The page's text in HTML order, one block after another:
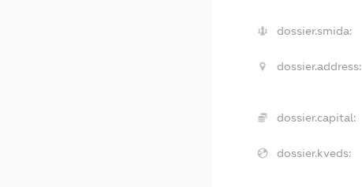
dossier.smida:
dossier.address:
dossier.capital:
dossier.kveds: